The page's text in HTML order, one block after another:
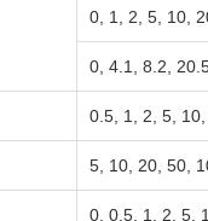
0, 1, 2, 5, 10,
0, 4.1, 8.2,
0.5, 1, 2, 5, 10,
5, 10, 20, 50,
0, 0.5, 1, 2, 5,